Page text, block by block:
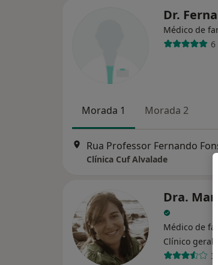
Dr.
Médico de
Morada 1 Morada 2
Rua Professor Fernando
Clínica Cuf Alvalade
Dra.
Médico de
Clínico geral